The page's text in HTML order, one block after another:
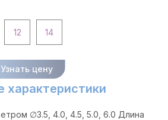
12 14
Узнать цену
характеристики
∅3.5, 4.0, 4.5, 5.0, 6.0 Длина